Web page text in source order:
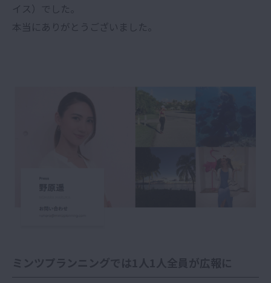
イス）でした。
本当にありがとうございました。